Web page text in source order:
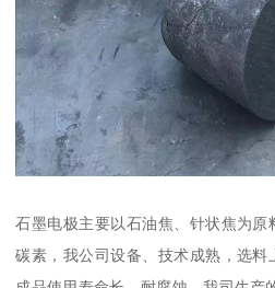
石墨电极主要以石油焦、针状焦为
碳素，我公司设备、技术成熟，选料